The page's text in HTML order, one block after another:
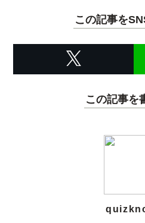
この記事を
この記事を